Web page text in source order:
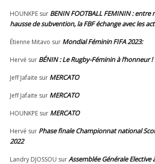
HOUNKPE sur BENIN FOOTBALL FEMININ :
hausse de subvention, la FBF échange avec les
Étienne Mitavo sur Mondial Féminin FIFA 2023:
Hervé sur BÉNIN : Le Rugby-Féminin à l’honneur !
Jeff Jafaite sur MERCATO
Jeff Jafaite sur MERCATO
HOUNKPE sur MERCATO
Hervé sur Phase finale Championnat national
2022
Landry DJOSSOU surAssemblée Générale Elective